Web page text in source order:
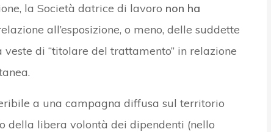
la Società datrice di lavoro non ha
all’esposizione, o meno, delle suddette
di “titolare del trattamento” in relazione
a una campagna diffusa sul territorio
della libera volontà dei dipendenti (nello